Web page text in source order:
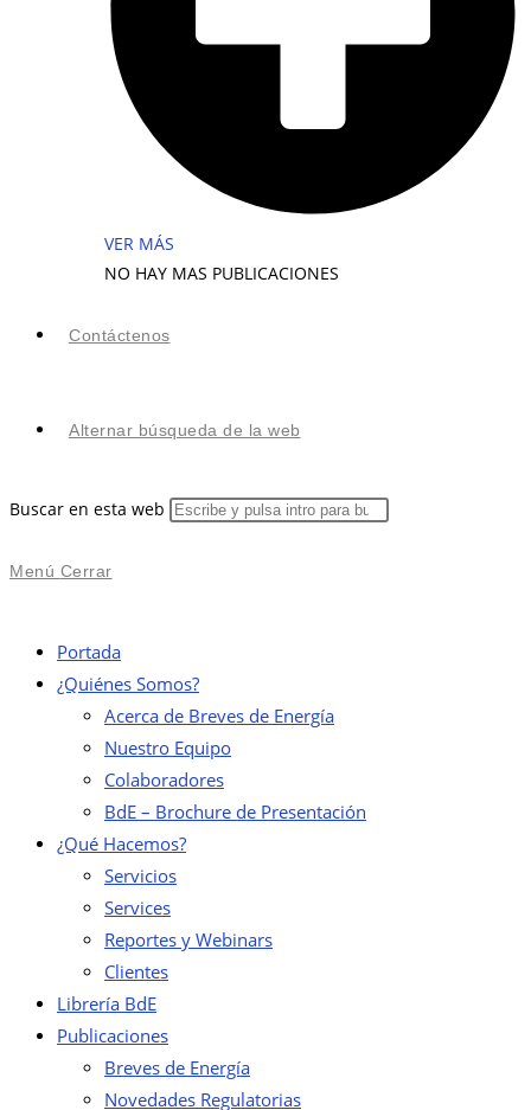
VER MÁS
NO HAY MAS PUBLICACIONES
Contáctenos
Alternar búsqueda de la web
Buscar en esta web
Menú Cerrar
Portada
¿Quiénes Somos?
Acerca de Breves de Energía
Nuestro Equipo
Colaboradores
BdE – Brochure de Presentación
¿Qué Hacemos?
Servicios
Services
Reportes y Webinars
Clientes
Librería BdE
Publicaciones
Breves de Energía
Novedades Regulatorias